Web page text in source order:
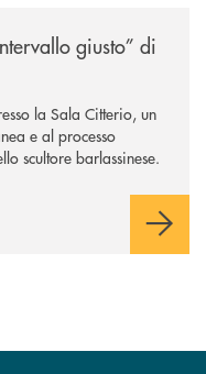
giusto” di
la Sala Citterio, un
e al processo
scultore barlassinese.